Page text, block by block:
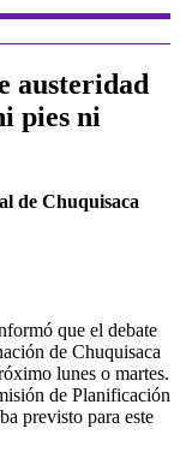
austeridad
pies ni
de Chuquisaca
que el debate
de Chuquisaca
lunes o martes.
de Planificación
previsto para este